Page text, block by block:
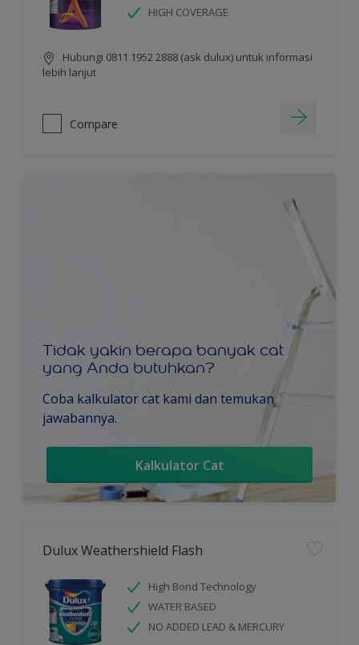
HIGH COVERAGE
Hubungi 0811 1952 2888 (ask dulux) untuk informasi
lebih lanjut
Compare
Tidak yakin berapa banyak cat
yang Anda butuhkan?
Coba kalkulator cat kami dan temukan
jawabannya.
Kalkulator Cat
Dulux Weathershield Flash
High Bond Technology
WATER BASED
NO ADDED LEAD & MERCURY